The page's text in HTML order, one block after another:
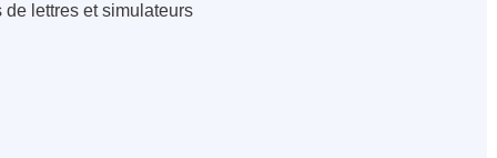
lettres et simulateurs